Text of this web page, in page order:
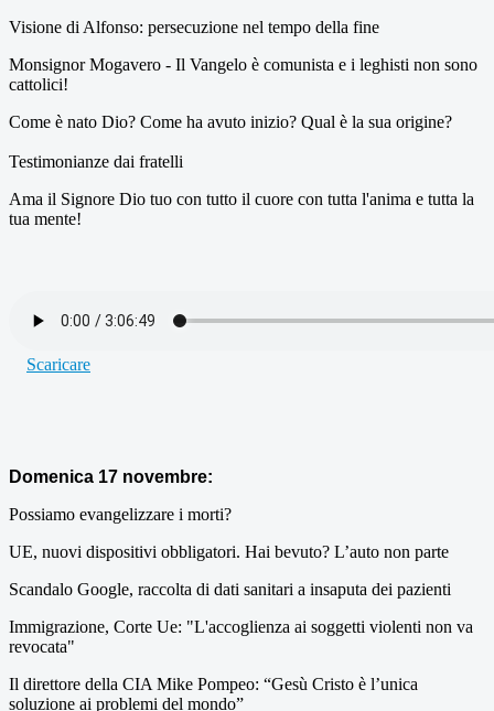
Visione di Alfonso: persecuzione nel tempo della fine
Monsignor Mogavero - Il Vangelo è comunista e i leghisti non sono
cattolici!
Come è nato Dio? Come ha avuto inizio? Qual è la sua origine?
Testimonianze dai fratelli
Ama il Signore Dio tuo con tutto il cuore con tutta l'anima e tutta la
tua mente!
Scaricare
Domenica 17 novembre:
Possiamo evangelizzare i morti?
UE, nuovi dispositivi obbligatori. Hai bevuto? L’auto non parte
Scandalo Google, raccolta di dati sanitari a insaputa dei pazienti
Immigrazione, Corte Ue: "L'accoglienza ai soggetti violenti non va
revocata"
Il direttore della CIA Mike Pompeo: “Gesù Cristo è l’unica
soluzione ai problemi del mondo”